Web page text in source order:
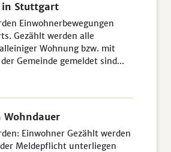
in Stuttgart
Einwohnerbewegungen
Gezählt werden alle
Wohnung bzw. mit
Gemeinde gemeldet sind...
Wohndauer
Einwohner Gezählt werden
Meldepflicht unterliegen